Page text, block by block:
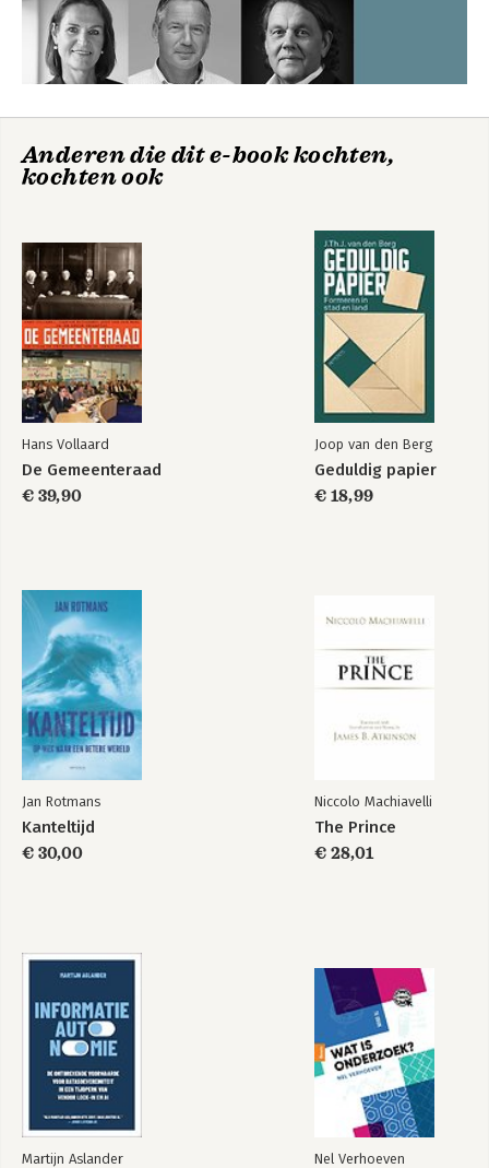
zoeken naar het
Anderen die dit e-book kochten,
kochten ook
Hans Vollaard
De Gemeenteraad
€ 39,90
Joop van den Berg
Geduldig papier
€ 18,99
Jan Rotmans
Kanteltijd
€ 30,00
Niccolo Machiavelli
The Prince
€ 28,01
Martijn Aslander Nel Verhoeven